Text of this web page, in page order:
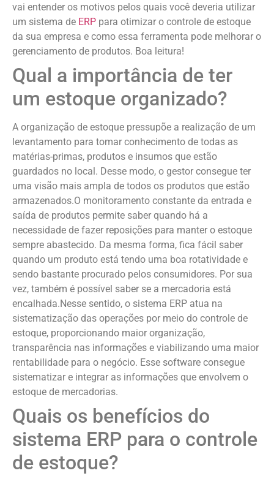
vai entender os motivos pelos quais você deveria utilizar
um sistema de ERP para otimizar o controle de estoque
da sua empresa e como essa ferramenta pode melhorar o
gerenciamento de produtos. Boa leitura!
Qual a importância de ter
um estoque organizado?
A organização de estoque pressupõe a realização de um
levantamento para tomar conhecimento de todas as
matérias-primas, produtos e insumos que estão
guardados no local. Desse modo, o gestor consegue ter
uma visão mais ampla de todos os produtos que estão
armazenados.O monitoramento constante da entrada e
saída de produtos permite saber quando há a
necessidade de fazer reposições para manter o estoque
sempre abastecido. Da mesma forma, fica fácil saber
quando um produto está tendo uma boa rotatividade e
sendo bastante procurado pelos consumidores. Por sua
vez, também é possível saber se a mercadoria está
encalhada.Nesse sentido, o sistema ERP atua na
sistematização das operações por meio do controle de
estoque, proporcionando maior organização,
transparência nas informações e viabilizando uma maior
rentabilidade para o negócio. Esse software consegue
sistematizar e integrar as informações que envolvem o
estoque de mercadorias.
Quais os benefícios do
sistema ERP para o controle
de estoque?